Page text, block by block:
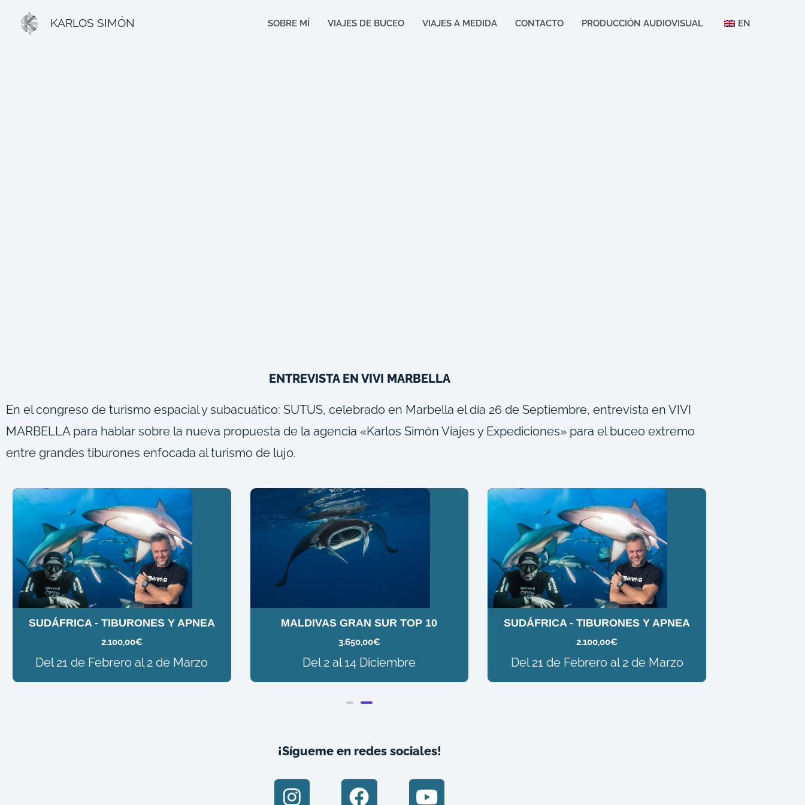
KARLOS SIMÓN SOBRE MÍ VIAJES DE BUCEO VIAJES A MEDIDA CONTACTO PRODUCCIÓN AUDIOVISUAL EN
ENTREVISTA EN VIVI MARBELLA
En el congreso de turismo espacial y subacuático: SUTUS, celebrado en Marbella el día 26 de Septiembre, entrevista en VIVI
MARBELLA para hablar sobre la nueva propuesta de la agencia «Karlos Simón Viajes y Expediciones» para el buceo extremo
entre grandes tiburones enfocada al turismo de lujo.
SUDÁFRICA - TIBURONES Y APNEA
2.100,00€
Del 21 de Febrero al 2 de Marzo
MALDIVAS GRAN SUR TOP 10
3.650,00€
Del 2 al 14 Diciembre
SUDÁFRICA - TIBURONES Y APNEA
2.100,00€
Del 21 de Febrero al 2 de Marzo
¡Sígueme en redes sociales!
I
F
Y